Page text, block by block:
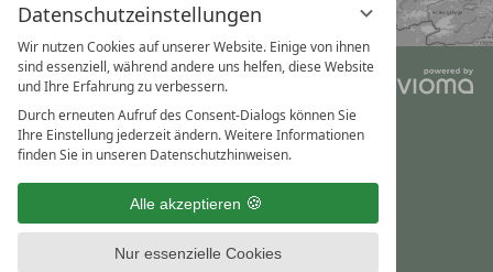
Datenschutzeinstellungen
Wir nutzen Cookies auf unserer Website. Einige von ihnen
sind essenziell, während andere uns helfen, diese Website
und Ihre Erfahrung zu verbessern.
Durch erneuten Aufruf des Consent-Dialogs können Sie
Ihre Einstellung jederzeit ändern. Weitere Informationen
finden Sie in unseren Datenschutzhinweisen.
Alle akzeptieren
Nur essenzielle Cookies
Impressum AGB
Datenschutz
Datenschutzeinstellungen